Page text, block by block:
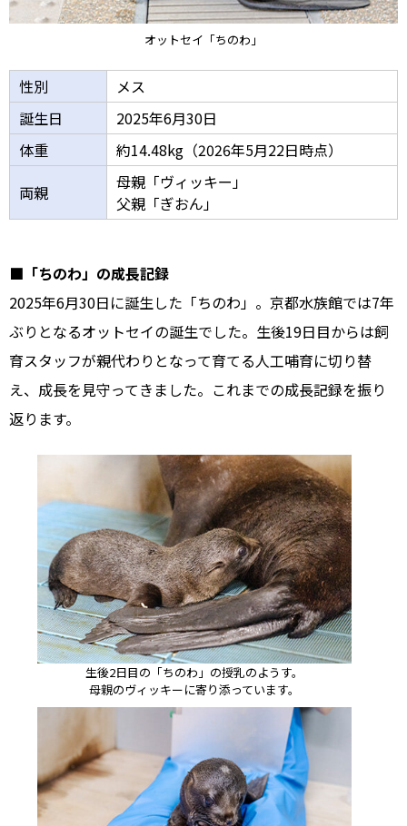
オットセイ「ちのわ」
性別
メス
誕生日
2025年6月30日
体重
約14.48kg（2026年5月22日時点）
両親
母親「ヴィッキー」
父親「ぎおん」
■「ちのわ」の成長記録
2025年6月30日に誕生した「ちのわ」。京都水族館では7年
ぶりとなるオットセイの誕生でした。生後19日目からは飼
育スタッフが親代わりとなって育てる人工哺育に切り替
え、成長を見守ってきました。これまでの成長記録を振り
返ります。
生後2日目の「ちのわ」の授乳のようす。
母親のヴィッキーに寄り添っています。